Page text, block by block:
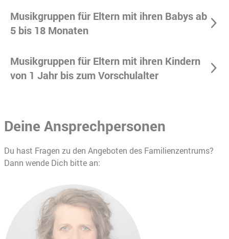
Musikgruppen für Eltern mit ihren Babys ab
5 bis 18 Monaten
Musikgruppen für Eltern mit ihren Kindern
von 1 Jahr bis zum Vorschulalter
Deine Ansprechpersonen
Du hast Fragen zu den Angeboten des Familienzentrums?
Dann wende Dich bitte an: